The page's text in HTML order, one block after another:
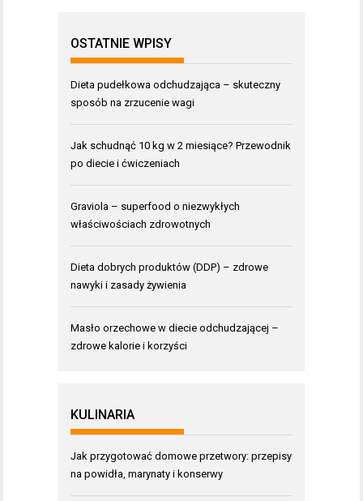
OSTATNIE WPISY
Dieta pudełkowa odchudzająca – skuteczny
sposób na zrzucenie wagi
Jak schudnąć 10 kg w 2 miesiące? Przewodnik
po diecie i ćwiczeniach
Graviola – superfood o niezwykłych
właściwościach zdrowotnych
Dieta dobrych produktów (DDP) – zdrowe
nawyki i zasady żywienia
Masło orzechowe w diecie odchudzającej –
zdrowe kalorie i korzyści
KULINARIA
Jak przygotować domowe przetwory: przepisy
na powidła, marynaty i konserwy